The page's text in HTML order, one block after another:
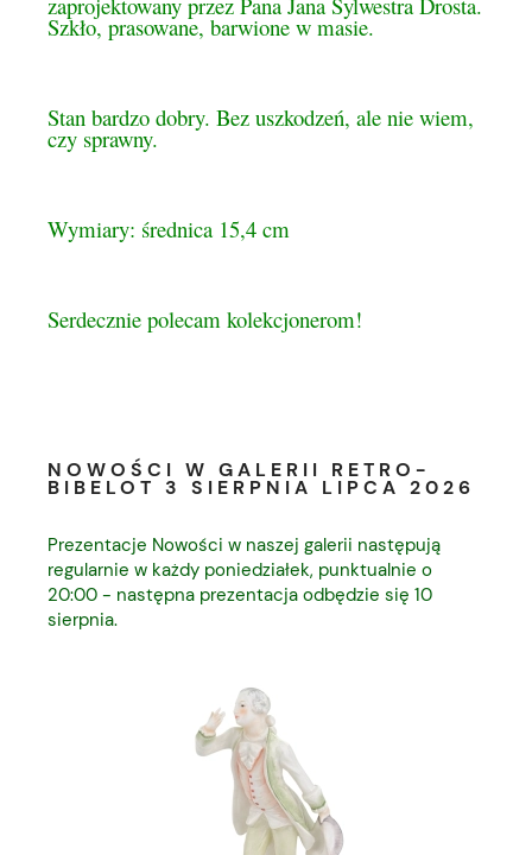
Szkło, prasowane, barwione w masie.
Stan bardzo dobry. Bez uszkodzeń, ale nie wiem,
czy sprawny.
Wymiary: średnica 15,4 cm
Serdecznie polecam kolekcjonerom!
NOWOŚCI W GALERII RETRO-
BIBELOT 3 SIERPNIA LIPCA 2026
Prezentacje Nowości w naszej galerii następują
regularnie w każdy poniedziałek, punktualnie o
20:00 - następna prezentacja odbędzie się 10
sierpnia.